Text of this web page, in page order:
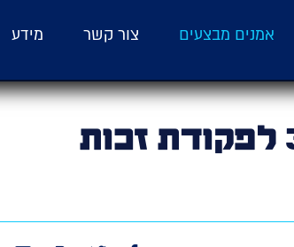
אמנים מבצעים צור קשר מידע
הודעה בהתאם לסעיף 3 לפקודת זכות